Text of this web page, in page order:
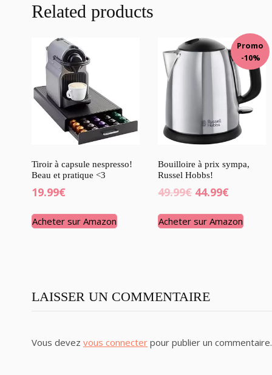
Related products
Tiroir à capsule nespresso!
Beau et pratique <3
19.99€
Acheter sur Amazon
Promo
-10%
Bouilloire à prix sympa,
Russel Hobbs!
49.99€ 44.99€
Acheter sur Amazon
LAISSER UN COMMENTAIRE
Vous devez vous connecter pour publier un commentaire.